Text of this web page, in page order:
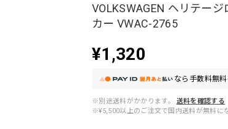
VOLKSWAGEN ヘリテー
カー VWAC-2765
¥1,320
なら 手数料無
※別途送料がかかります。
送料を確認する
※¥5,500以上のご注文で国内送料が無料に